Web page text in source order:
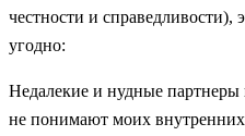
честности и справедливости),
угодно:
Недалекие и нудные партнеры
не понимают моих